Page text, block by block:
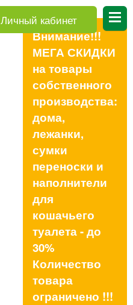
Личный кабинет
Внимание!!!
МЕГА СКИДКИ
на товары
собственного
производства:
дома,
лежанки,
сумки
переноски и
наполнители
для
кошачьего
туалета - до
30%
Количество
товара
ограничено !!!